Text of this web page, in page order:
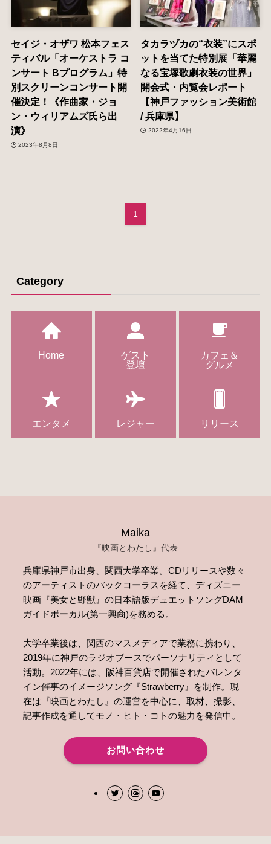
セイジ・オザワ 松本フェス
ティバル「オーケストラ コ
ンサート Bプログラム」特
別スクリーンコンサート開
催決定！《作曲家・ジョ
ン・ウィリアムズ氏ら出
演》
2023年8月8日
タカラヅカの“衣装”にスポ
ットを当てた特別展「華麗
なる宝塚歌劇衣装の世界」
開会式・内覧会レポート
【神戸ファッション美術館
/ 兵庫県】
2022年4月16日
1
Category
Home
ゲスト
登壇
カフェ＆
グルメ
エンタメ レジャー リリース
Maika
『映画とわたし』代表
兵庫県神戸市出身、関西大学卒業。CDリリースや数々
のアーティストのバックコーラスを経て、ディズニー
映画『美女と野獣』の日本語版デュエットソングDAM
ガイドボーカル(第一興商)を務める。
大学卒業後は、関西のマスメディアで業務に携わり、
2019年に神戸のラジオブースでパーソナリティとして
活動。2022年には、阪神百貨店で開催されたバレンタ
イン催事のイメージソング『Strawberry』を制作。現
在は『映画とわたし』の運営を中心に、取材、撮影、
記事作成を通してモノ・ヒト・コトの魅力を発信中。
お問い合わせ